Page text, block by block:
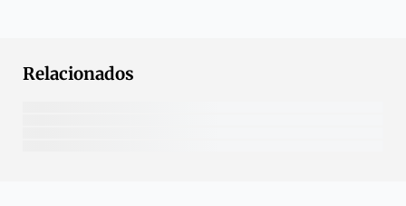
Relacionados